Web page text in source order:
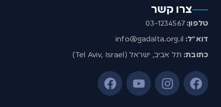
צרו קשר
טלפון: 03-1234567
דוא”ל: info@gadalta.org.il
כתובת: תל אביב, ישראל (Tel Aviv, Israel)